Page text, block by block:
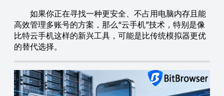
如果你正在寻找一种更安全、不占用电脑内存且能
高效管理多账号的方案，那么“云手机”技术，特别是像
比特云手机这样的新兴工具，可能是比传统模拟器更优
的替代选择。